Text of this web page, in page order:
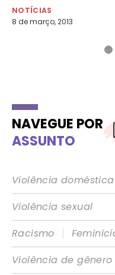
NOTÍCIAS
8 de março, 2013
NAVEGUE POR
ASSUNTO
Violência
Violência sexual
Racismo
|
Violência de